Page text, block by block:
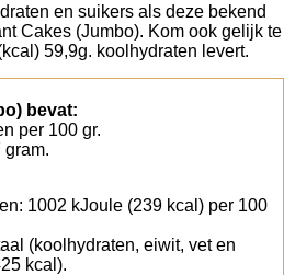
en suikers als deze bekend
Cakes (Jumbo). Kom ook gelijk te
59,9g. koolhydraten levert.
bevat:
per 100 gr.
gram.
1002 kJoule (239 kcal) per 100
(koolhydraten, eiwit, vet en
kcal).